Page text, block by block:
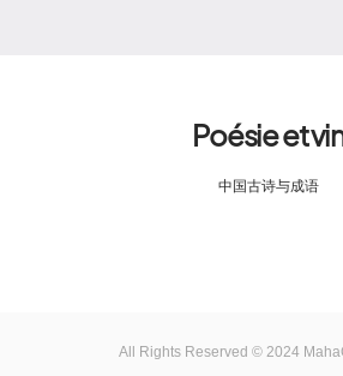
Poésie et
中国古诗与成语
All Rights Reserved © 2024